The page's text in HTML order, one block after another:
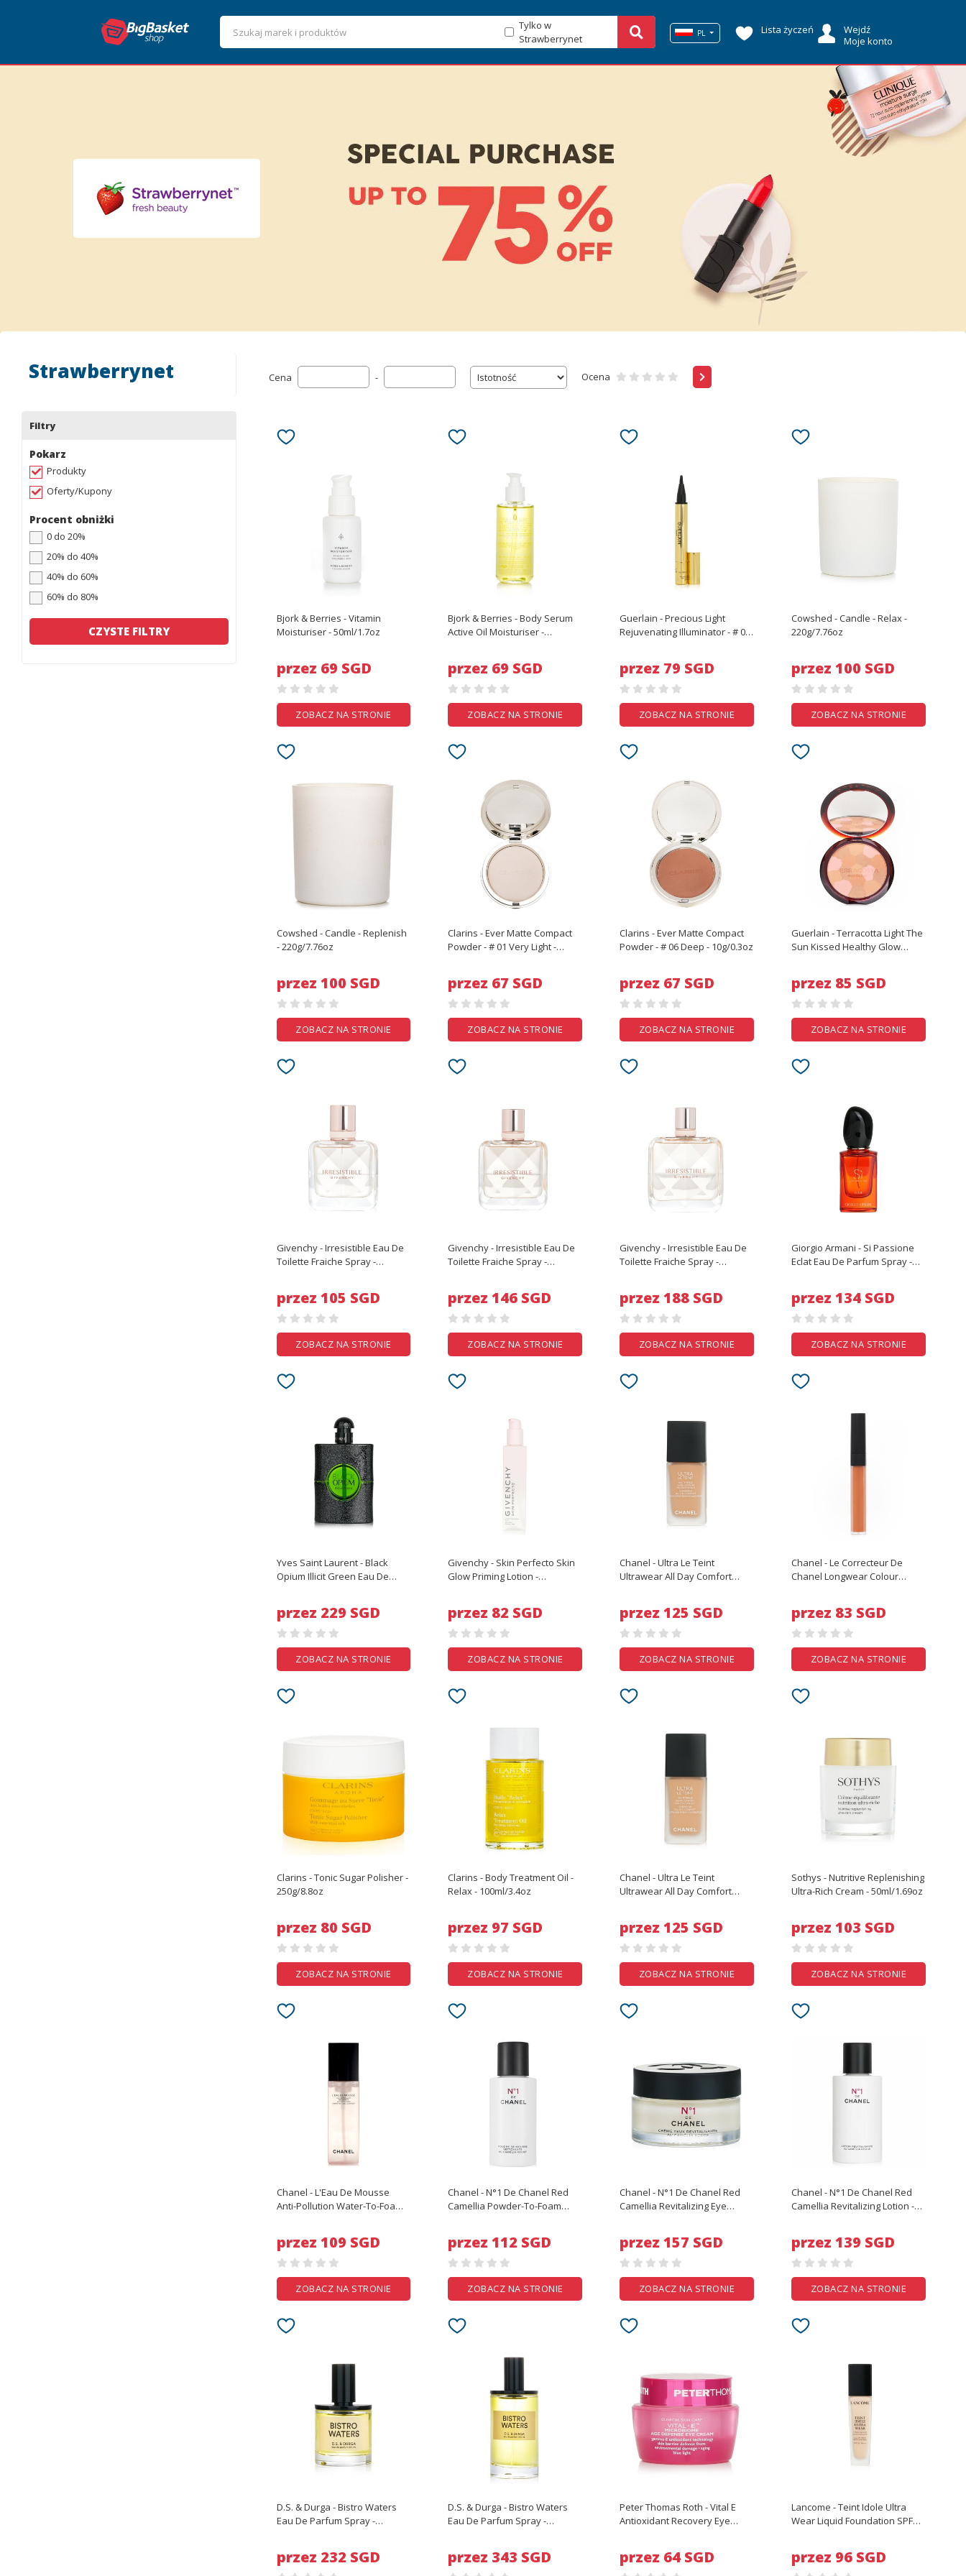
Tylko w
Strawberrynet
PL Lista życzeń
Wejdź
Moje konto
Strawberrynet
Filtry
Pokarz
Produkty
Oferty/Kupony
Procent obniżki
0 do 20%
20% do 40%
40% do 60%
60% do 80%
CZYSTE FILTRY
Cena - Ocena
Bjork & Berries - Vitamin
Moisturiser - 50ml/1.7oz
przez 69 SGD
ZOBACZ NA STRONIE
Bjork & Berries - Body Serum
Active Oil Moisturiser -
przez 69 SGD
ZOBACZ NA STRONIE
Guerlain - Precious Light
Rejuvenating Illuminator - # 01
przez 79 SGD
ZOBACZ NA STRONIE
Cowshed - Candle - Relax -
220g/7.76oz
przez 100 SGD
ZOBACZ NA STRONIE
Cowshed - Candle - Replenish
- 220g/7.76oz
przez 100 SGD
ZOBACZ NA STRONIE
Clarins - Ever Matte Compact
Powder - # 01 Very Light -
przez 67 SGD
ZOBACZ NA STRONIE
Clarins - Ever Matte Compact
Powder - # 06 Deep - 10g/0.3oz
przez 67 SGD
ZOBACZ NA STRONIE
Guerlain - Terracotta Light The
Sun Kissed Healthy Glow
przez 85 SGD
ZOBACZ NA STRONIE
Givenchy - Irresistible Eau De
Toilette Fraiche Spray -
przez 105 SGD
ZOBACZ NA STRONIE
Givenchy - Irresistible Eau De
Toilette Fraiche Spray -
przez 146 SGD
ZOBACZ NA STRONIE
Givenchy - Irresistible Eau De
Toilette Fraiche Spray -
przez 188 SGD
ZOBACZ NA STRONIE
Giorgio Armani - Si Passione
Eclat Eau De Parfum Spray -
przez 134 SGD
ZOBACZ NA STRONIE
Yves Saint Laurent - Black
Opium Illicit Green Eau De
przez 229 SGD
ZOBACZ NA STRONIE
Givenchy - Skin Perfecto Skin
Glow Priming Lotion -
przez 82 SGD
ZOBACZ NA STRONIE
Chanel - Ultra Le Teint
Ultrawear All Day Comfort
przez 125 SGD
ZOBACZ NA STRONIE
Chanel - Le Correcteur De
Chanel Longwear Colour
przez 83 SGD
ZOBACZ NA STRONIE
Clarins - Tonic Sugar Polisher -
250g/8.8oz
przez 80 SGD
ZOBACZ NA STRONIE
Clarins - Body Treatment Oil -
Relax - 100ml/3.4oz
przez 97 SGD
ZOBACZ NA STRONIE
Chanel - Ultra Le Teint
Ultrawear All Day Comfort
przez 125 SGD
ZOBACZ NA STRONIE
Sothys - Nutritive Replenishing
Ultra-Rich Cream - 50ml/1.69oz
przez 103 SGD
ZOBACZ NA STRONIE
Chanel - L'Eau De Mousse
Anti-Pollution Water-To-Foam
przez 109 SGD
ZOBACZ NA STRONIE
Chanel - N°1 De Chanel Red
Camellia Powder-To-Foam
przez 112 SGD
ZOBACZ NA STRONIE
Chanel - N°1 De Chanel Red
Camellia Revitalizing Eye
przez 157 SGD
ZOBACZ NA STRONIE
Chanel - N°1 De Chanel Red
Camellia Revitalizing Lotion -
przez 139 SGD
ZOBACZ NA STRONIE
D.S. & Durga - Bistro Waters
Eau De Parfum Spray -
przez 232 SGD
D.S. & Durga - Bistro Waters
Eau De Parfum Spray -
przez 343 SGD
Peter Thomas Roth - Vital E
Antioxidant Recovery Eye
przez 64 SGD
Lancome - Teint Idole Ultra
Wear Liquid Foundation SPF38
przez 96 SGD